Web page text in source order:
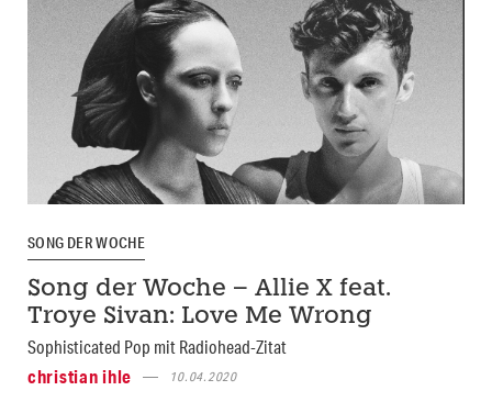
SONG DER WOCHE
Song der Woche – Allie X feat.
Troye Sivan: Love Me Wrong
Sophisticated Pop mit Radiohead-Zitat
christian ihle
10.04.2020